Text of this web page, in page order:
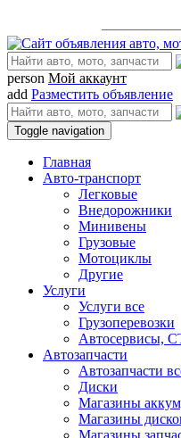
person Мой аккаунт
add Разместить объявление
Toggle navigation
Главная
Авто-транспорт
Легковые
Внедорожники
Минивены
Грузовые
Мотоциклы
Другие
Услуги
Услуги все
Грузоперевозки
Автосервисы,
Автозапчасти
Автозапчасти
Диски
Магазины
Магазины
Магазины